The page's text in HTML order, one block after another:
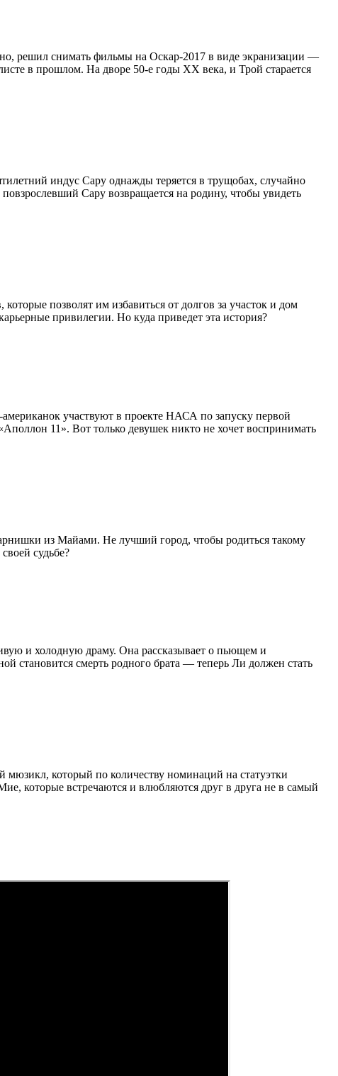
решил снимать фильмы на Оскар-2017 в виде экранизации —
в прошлом. На дворе 50-е годы XX века, и Трой старается
индус Сару однажды теряется в трущобах, случайно
Сару возвращается на родину, чтобы увидеть
позволят им избавиться от долгов за участок и дом
привилегии. Но куда приведет эта история?
участвуют в проекте НАСА по запуску первой
11». Вот только девушек никто не хочет воспринимать
из Майами. Не лучший город, чтобы родиться такому
судьбе?
и холодную драму. Она рассказывает о пьющем и
становится смерть родного брата — теперь Ли должен стать
который по количеству номинаций на статуэтки
которые встречаются и влюбляются друг в друга не в самый